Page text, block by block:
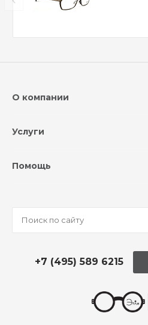
О компании
Услуги
Помощь
+7 (495) 589 6215